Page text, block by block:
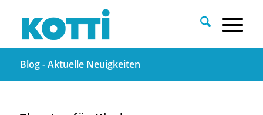
Blog - Aktuelle Neuigkeiten